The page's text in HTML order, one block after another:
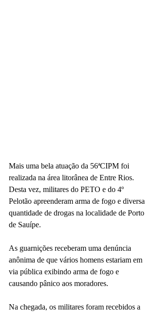
Mais uma bela atuação da 56ªCIPM foi
realizada na área litorânea de Entre Rios.
Desta vez, militares do PETO e do 4º
Pelotão apreenderam arma de fogo e diversa
quantidade de drogas na localidade de Porto
de Sauípe.
As guarnições receberam uma denúncia
anônima de que vários homens estariam em
via pública exibindo arma de fogo e
causando pânico aos moradores.
Na chegada, os militares foram recebidos a